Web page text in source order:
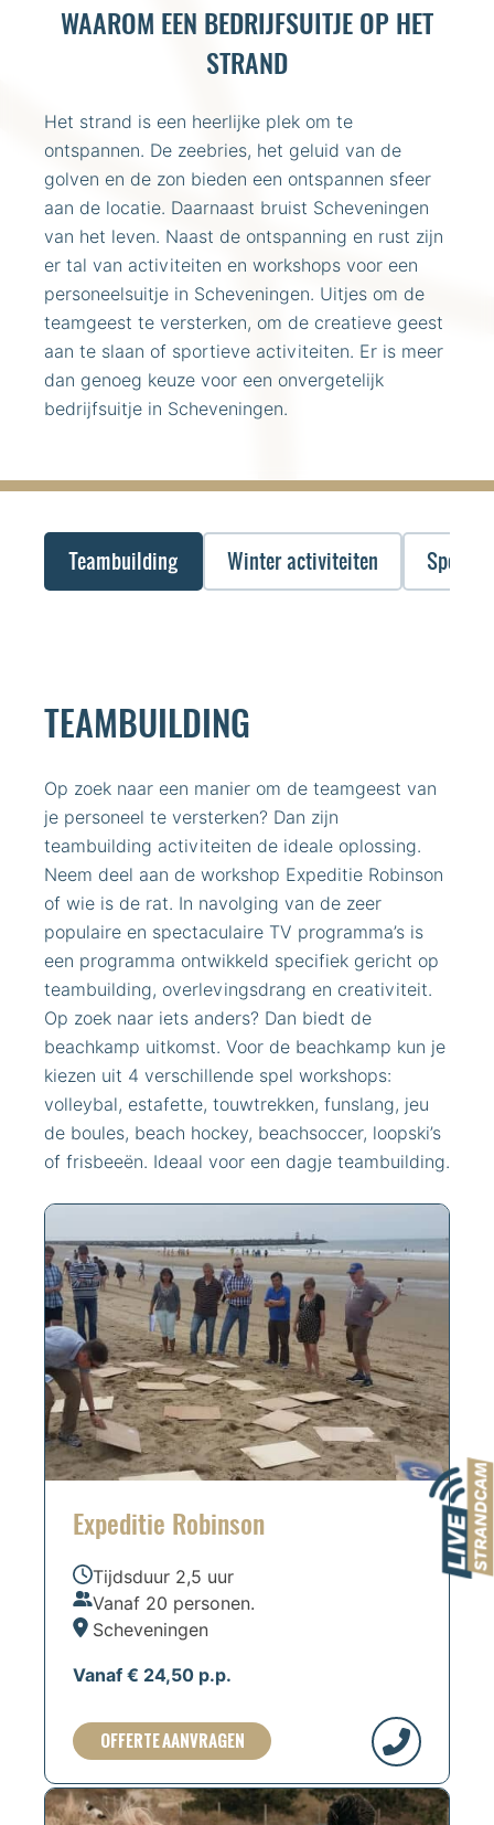
WAAROM EEN BEDRIJFSUITJE OP HET
STRAND
Het strand is een heerlijke plek om te
ontspannen. De zeebries, het geluid van de
golven en de zon bieden een ontspannen sfeer
aan de locatie. Daarnaast bruist Scheveningen
van het leven. Naast de ontspanning en rust zijn
er tal van activiteiten en workshops voor een
personeelsuitje in Scheveningen. Uitjes om de
teamgeest te versterken, om de creatieve geest
aan te slaan of sportieve activiteiten. Er is meer
dan genoeg keuze voor een onvergetelijk
bedrijfsuitje in Scheveningen.
Teambuilding Winter activiteiten
TEAMBUILDING
Op zoek naar een manier om de teamgeest van
je personeel te versterken? Dan zijn
teambuilding activiteiten de ideale oplossing.
Neem deel aan de workshop Expeditie Robinson
of wie is de rat. In navolging van de zeer
populaire en spectaculaire TV programma’s is
een programma ontwikkeld specifiek gericht op
teambuilding, overlevingsdrang en creativiteit.
Op zoek naar iets anders? Dan biedt de
beachkamp uitkomst. Voor de beachkamp kun je
kiezen uit 4 verschillende spel workshops:
volleybal, estafette, touwtrekken, funslang, jeu
de boules, beach hockey, beachsoccer, loopski’s
of frisbeeën. Ideaal voor een dagje teambuilding.
Expeditie Robinson
Tijdsduur 2,5 uur
Vanaf 20 personen.
Scheveningen
Vanaf € 24,50 p.p.
OFFERTE AANVRAGEN